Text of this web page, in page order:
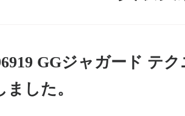
GGジャガード テ
した。